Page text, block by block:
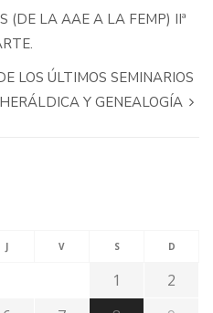
(DE LA AAE A LA FEMP) IIª
LOS ÚLTIMOS SEMINARIOS
Y GENEALOGÍA
J V S D
1
2